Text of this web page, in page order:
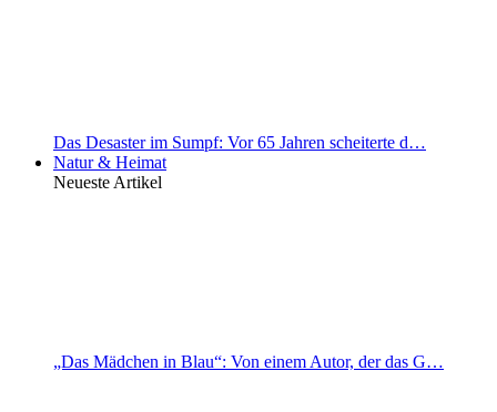
Das Desaster im Sumpf: Vor 65 Jahren scheiterte d…
Natur & Heimat
Neueste Artikel
„Das Mädchen in Blau“: Von einem Autor, der das G…